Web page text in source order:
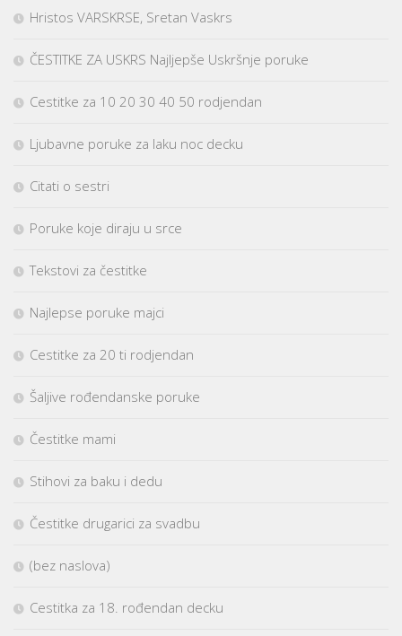
Hristos VARSKRSE, Sretan Vaskrs
ČESTITKE ZA USKRS Najljepše Uskršnje poruke
Cestitke za 10 20 30 40 50 rodjendan
Ljubavne poruke za laku noc decku
Citati o sestri
Poruke koje diraju u srce
Tekstovi za čestitke
Najlepse poruke majci
Cestitke za 20 ti rodjendan
Šaljive rođendanske poruke
Čestitke mami
Stihovi za baku i dedu
Čestitke drugarici za svadbu
(bez naslova)
Cestitka za 18. rođendan decku